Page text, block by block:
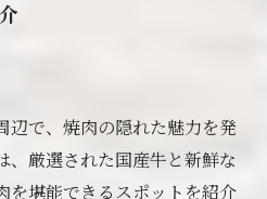
辺で、焼肉の隠れた魅力を発
、厳選された国産牛と新鮮な
を堪能できるスポットを紹介